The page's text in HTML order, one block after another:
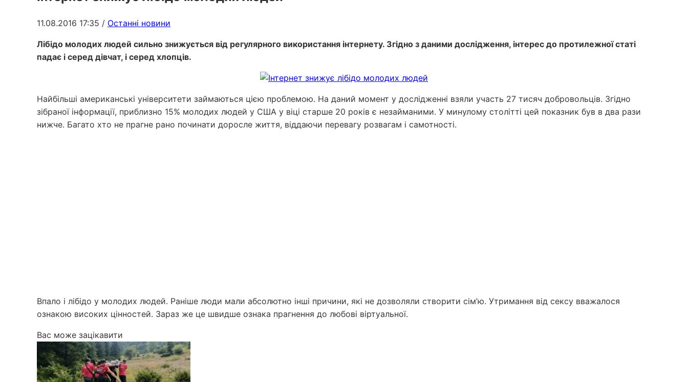
11.08.2016 17:35 / Останні новини
Лібідо молодих людей сильно знижується від регулярного використання інтернету. Згідно з даними дослідження, інтерес до протилежної статі
падає і серед дівчат, і серед хлопців.
Найбільші американські університети займаються цією проблемою. На даний момент у дослідженні взяли участь 27 тисяч добровольців. Згідно
зібраної інформації, приблизно 15% молодих людей у США у віці старше 20 років є незайманими. У минулому столітті цей показник був в два рази
нижче. Багато хто не прагне рано починати доросле життя, віддаючи перевагу розвагам і самотності.
Впало і лібідо у молодих людей. Раніше люди мали абсолютно інші причини, які не дозволяли створити сім’ю. Утримання від сексу вважалося
ознакою високих цінностей. Зараз же це швидше ознака прагнення до любові віртуальної.
Вас може зацікавити